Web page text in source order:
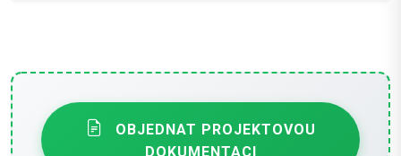
OBJEDNAT PROJEKTOVOU
DOKUMENTACI